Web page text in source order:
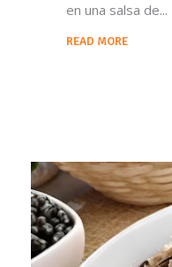
en una salsa de
READ MORE